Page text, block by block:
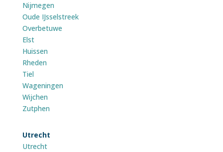
Nijmegen
Oude IJsselstreek
Overbetuwe
Elst
Huissen
Rheden
Tiel
Wageningen
Wijchen
Zutphen
Utrecht
Utrecht